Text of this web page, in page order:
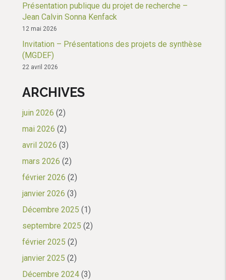
Présentation publique du projet de recherche –
Jean Calvin Sonna Kenfack
12 mai 2026
Invitation – Présentations des projets de synthèse
(MGDEF)
22 avril 2026
ARCHIVES
juin 2026 (2)
mai 2026 (2)
avril 2026 (3)
mars 2026 (2)
février 2026 (2)
janvier 2026 (3)
Décembre 2025 (1)
septembre 2025 (2)
février 2025 (2)
janvier 2025 (2)
Décembre 2024 (3)